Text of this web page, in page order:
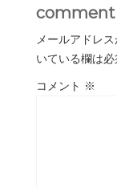
comment
メールアドレ
いている欄は
コメント ※